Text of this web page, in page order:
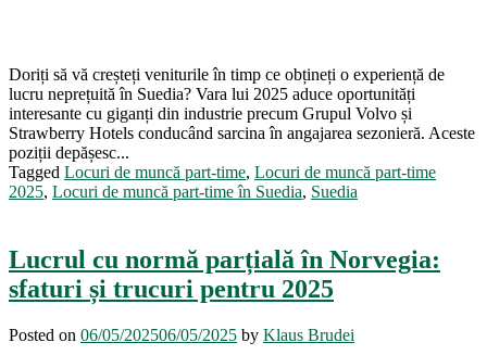
Doriți să vă creșteți veniturile în timp ce obțineți o experiență de
lucru neprețuită în Suedia? Vara lui 2025 aduce oportunități
interesante cu giganți din industrie precum Grupul Volvo și
Strawberry Hotels conducând sarcina în angajarea sezonieră. Aceste
poziții depășesc...
Tagged Locuri de muncă part-time, Locuri de muncă part-time
2025, Locuri de muncă part-time în Suedia, Suedia
Lucrul cu normă parțială în Norvegia:
sfaturi și trucuri pentru 2025
Posted on 06/05/202506/05/2025 by Klaus Brudei